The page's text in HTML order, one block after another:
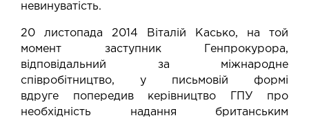
невинуватість.
20 листопада 2014 Віталій Касько, на той
момент заступник Генпрокурора,
відповідальний за міжнародне
співробітництво, у письмовій формі
вдруге попередивкерівництво ГПУ про
необхідність надання британським